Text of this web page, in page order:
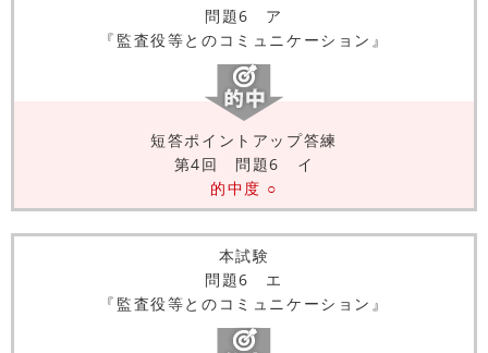
問題6 ア
『監査役等とのコミュニケーション』
短答ポイントアップ答練
第4回 問題6 イ
的中度 ○
本試験
問題6 エ
『監査役等とのコミュニケーション』